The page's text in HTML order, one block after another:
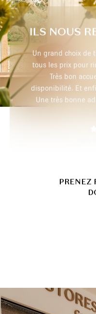
ILS NOUS
a
et
Très